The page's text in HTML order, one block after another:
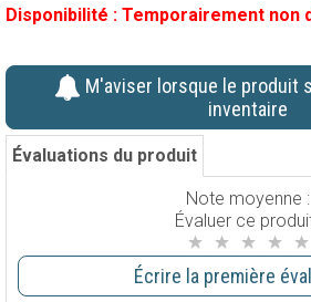
Disponibilité : Temporairement non
M'aviser lorsque le produit
inventaire
Évaluations du produit
Note moyenne :
Évaluer ce
Écrire la première